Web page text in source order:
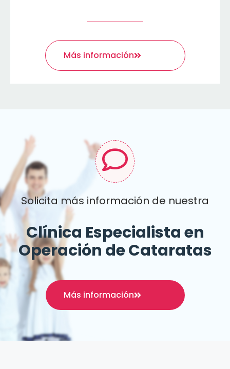
Más información
Solicita más información de nuestra
Clínica Especialista en
Operación de Cataratas
Más información